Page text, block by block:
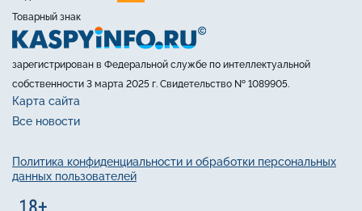
Товарный знак
зарегистрирован в Федеральной службе по интеллектуальной
собственности 3 марта 2025 г. Свидетельство № 1089905.
Карта сайта
Все новости
Политика конфиденциальности и обработки персональных
данных пользователей